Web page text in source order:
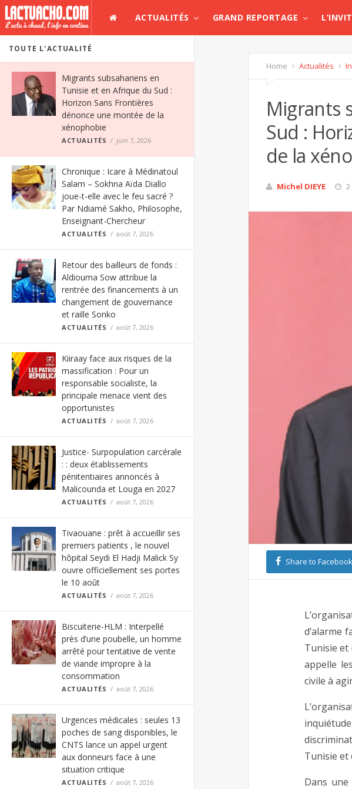
ACTUALITÉS GRAND REPORTAGE
TOUTE L'ACTUALITÉ
Migrants subsahariens en
Tunisie et en Afrique du Sud :
Horizon Sans Frontières
dénonce une montée de la
xénophobie
ACTUALITÉS juin 7, 2026
Chronique : Icare à Médinatoul
Salam – Sokhna Aïda Diallo
joue-t-elle avec le feu sacré ?
Par Ndiamé Sakho, Philosophe,
Enseignant-Chercheur
ACTUALITÉS août 7, 2026
Retour des bailleurs de fonds :
Aldiouma Sow attribue la
rentrée des financements à un
changement de gouvernance
et raille Sonko
ACTUALITÉS août 7, 2026
Kiiraay face aux risques de la
massification : Pour un
responsable socialiste, la
principale menace vient des
opportunistes
ACTUALITÉS août 7, 2026
Justice- Surpopulation carcérale
: : deux établissements
pénitentiaires annoncés à
Malicounda et Louga en 2027
ACTUALITÉS août 7, 2026
Tivaouane : prêt à accueillir ses
premiers patients , le nouvel
hôpital Seydi El Hadji Malick Sy
ouvre officiellement ses portes
le 10 août
ACTUALITÉS août 7, 2026
Biscuiterie-HLM : Interpellé
près d’une poubelle, un homme
arrêté pour tentative de vente
de viande impropre à la
consommation
ACTUALITÉS août 7, 2026
Urgences médicales : seules 13
poches de sang disponibles, le
CNTS lance un appel urgent
aux donneurs face à une
situation critique
ACTUALITÉS août 7, 2026
Home Actualités
Migrants
Sud :
de la
Michel DIEYE
Share to Facebook
d’alarme
Tunisie et
appelle
civile à
Tunisie et
Dans